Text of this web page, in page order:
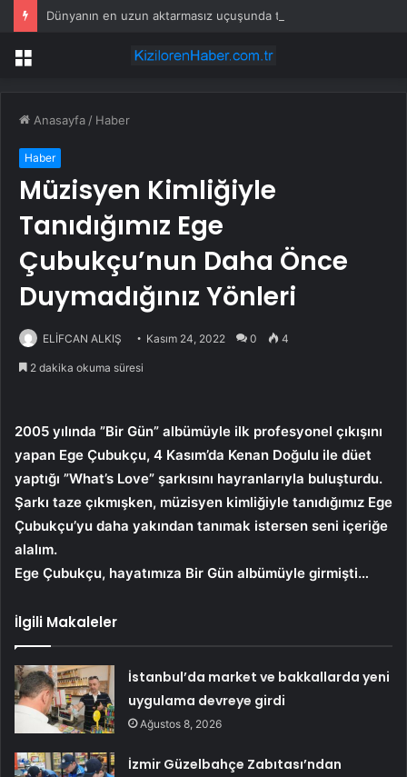
Menü
Anasayfa / Haber
Haber
Müzisyen Kimliğiyle
Tanıdığımız Ege
Çubukçu’nun Daha Önce
Duymadığınız Yönleri
ELİFCAN ALKIŞ Kasım 24, 2022 0 4
2 dakika okuma süresi
2005 yılında ”Bir Gün” albümüyle ilk profesyonel çıkışını
yapan Ege Çubukçu, 4 Kasım’da Kenan Doğulu ile düet
yaptığı ”What’s Love” şarkısını hayranlarıyla buluşturdu.
Şarkı taze çıkmışken, müzisyen kimliğiyle tanıdığımız Ege
Çubukçu’yu daha yakından tanımak istersen seni içeriğe
alalım.
Ege Çubukçu, hayatımıza Bir Gün albümüyle girmişti…
İlgili Makaleler
İstanbul’da market ve bakkallarda yeni
uygulama devreye girdi
Ağustos 8, 2026
İzmir Güzelbahçe Zabıtası’ndan